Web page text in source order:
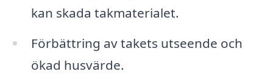
kan skada takmaterialet.
Förbättring av takets utseende och
ökad husvärde.